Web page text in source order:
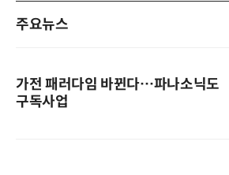
주요뉴스
가전 패러다임 바뀐다…파나소닉도
구독사업